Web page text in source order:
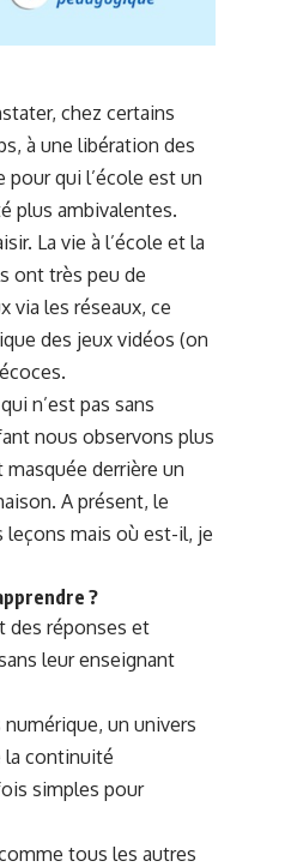
chez certains
à une libération des
pour qui l’école est un
plus ambivalentes.
La vie à l’école et la
ont très peu de
via les réseaux, ce
des jeux vidéos (on
n’est pas sans
nous observons plus
derrière un
A présent, le
leçons mais où est-il, je
?
des réponses et
leur enseignant
un univers
la continuité
simples pour
tous les autres